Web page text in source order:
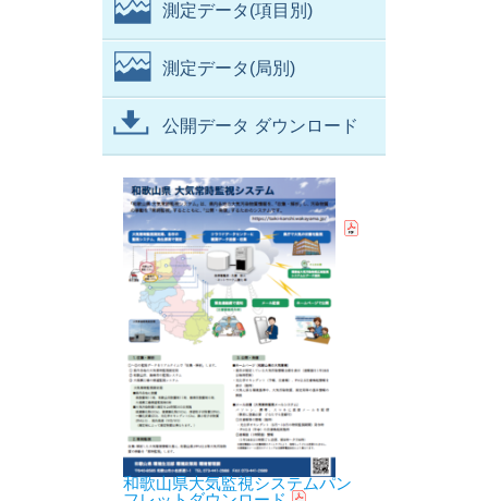
測定データ(項目別)
測定データ(局別)
公開データ ダウンロード
和歌山県大気監視システムパン